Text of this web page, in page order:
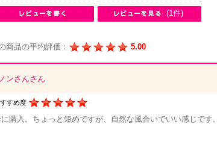
(1件)
商品の平均評価： 5.00
ンさんさん
すめ度
購入。ちょっと短めですが、自然な風合いでいい感じです。